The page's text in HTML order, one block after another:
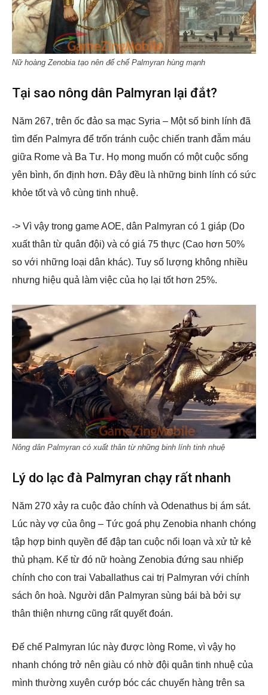
Nữ hoàng Zenobia tạo nên đế chế Palmyran hùng mạnh
Tại sao nông dân Palmyran lại đắt?
Năm 267, trên ốc đảo sa mạc Syria – Một số binh lính đã
tìm đến Palmyra để trốn tránh cuộc chiến tranh đẫm máu
giữa Rome và Ba Tư. Họ mong muốn có một cuộc sống
yên bình, ổn định hơn. Đây đều là những binh lính có sức
khỏe tốt và vô cùng tinh nhuệ.
-> Vì vậy trong game AOE, dân Palmyran có 1 giáp (Do
xuất thân từ quân đội) và có giá 75 thực (Cao hơn 50%
so với những loại dân khác). Tuy số lượng không nhiều
nhưng hiệu quả làm việc của họ lại tốt hơn 25%.
Nông dân Palmyran có xuất thân từ những binh lính tinh nhuệ
Lý do lạc đà Palmyran chạy rất nhanh
Năm 270 xảy ra cuộc đảo chính và Odenathus bị ám sát.
Lúc này vợ của ông – Tức goá phụ Zenobia nhanh chóng
tập hợp binh quyền để đập tan cuộc nổi loạn và xử tử kẻ
thủ phạm. Kể từ đó nữ hoàng Zenobia đứng sau nhiếp
chính cho con trai Vaballathus cai trị Palmyran với chính
sách ôn hoà. Người dân Palmyran sùng bái bà bởi sự
thân thiện nhưng cũng rất quyết đoán.
Đế chế Palmyran lúc này được lòng Rome, vì vậy họ
nhanh chóng trở nên giàu có nhờ đội quân tinh nhuệ của
mình thường xuyên cướp bóc các chuyến hàng trên sa